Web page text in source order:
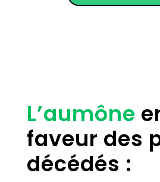
L’aumône
faveur des
décédés :